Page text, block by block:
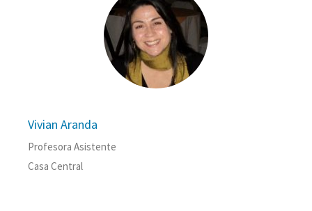
Vivian Aranda
Profesora Asistente
Casa Central